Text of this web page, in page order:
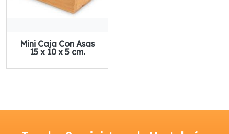
Mini Caja Con Asas
15 x 10 x 5 cm.